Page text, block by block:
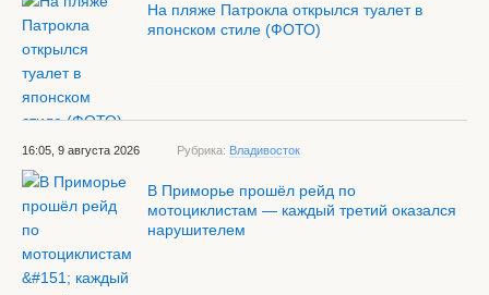
На пляже Патрокла открылся туалет в
японском стиле (ФОТО)
16:05, 9 августа 2026 Рубрика: Владивосток
В Приморье прошёл рейд по
мотоциклистам — каждый третий оказался
нарушителем